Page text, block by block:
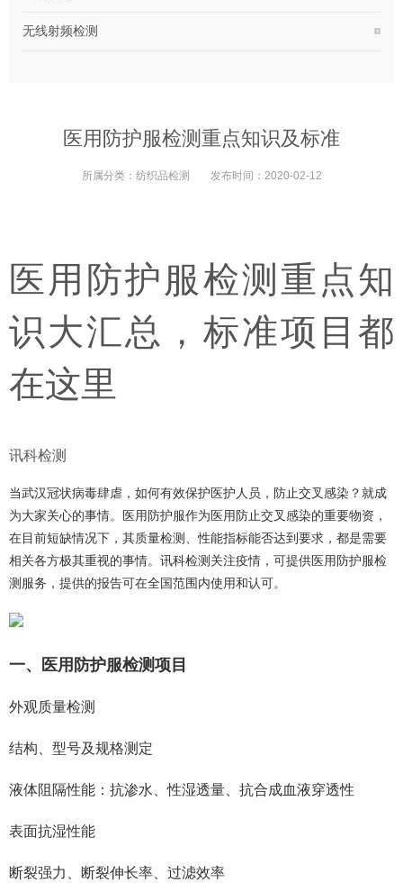
无线射频检测
医用防护服检测重点知识及标准
所属分类： 纺织品检测 发布时间： 2020-02-12
医用防护服检测重点知
识大汇总，标准项目都
在这里
讯科检测
当武汉冠状病毒肆虐，如何有效保护医护人员，防止交叉感染？就成
为大家关心的事情。医用防护服作为医用防止交叉感染的重要物资，
在目前短缺情况下，其质量检测、性能指标能否达到要求，都是需要
相关各方极其重视的事情。 讯科检测关注疫情，可提供医用防护服检
测服务，提供的报告可在全国范围内使用和认可。
一、医用防护服检测项目
外观质量检测
结构、型号及规格测定
液体阻隔性能：抗渗水、性湿透量、抗合成血液穿透性
表面抗湿性能
断裂强力、断裂伸长率、过滤效率